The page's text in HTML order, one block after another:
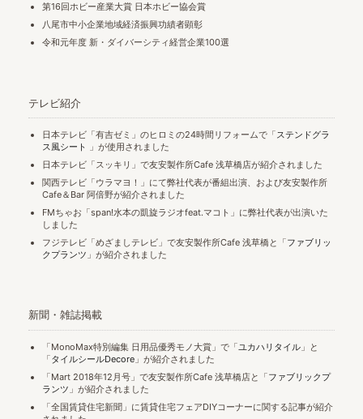
第16回ホビー産業大賞 日本ホビー協会賞
八尾市中小企業地域経済振興功績者顕彰
令和元年度 新・ダイバーシティ経営企業100選
テレビ紹介
日本テレビ「有吉ゼミ」のヒロミの24時間リフォームで「ステンドグラ
ス風シート
」が使用されました
日本テレビ「スッキリ」で友安製作所Cafe 浅草橋店が紹介されました
関西テレビ「ウラマヨ！」にて弊社代表が番組出演、および友安製作所
Cafe＆Bar 阿倍野が紹介されました
FMちゃお「span!水本の凱旋ラジオfeat.マコト」に弊社代表が出演いた
しました
フジテレビ「めざましテレビ」で友安製作所Cafe 浅草橋と「ファブリッ
クプランツ 」が紹介されました
新聞・雑誌掲載
「MonoMax特別編集 日用品優秀モノ大賞」で「ユカハリタイル」と
「タイルシールDecore」が紹介されました
「Mart 2018年12月号」で友安製作所Cafe 浅草橋店と「ファブリックプ
ランツ 」が紹介されました
「全国賃貸住宅新聞」に賃貸住宅フェアDIYコーナーに関する記事が紹介